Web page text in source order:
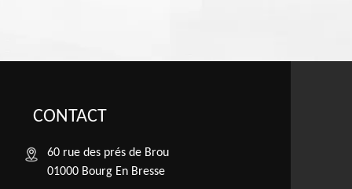
CONTACT
60 rue des prés de Brou
01000 Bourg En Bresse